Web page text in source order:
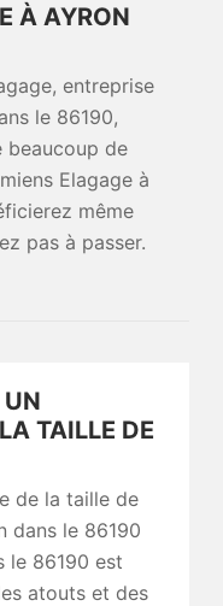
À AYRON
entreprise
le 86190,
beaucoup de
Elagage à
même
pas à passer.
TAILLE DE
de la taille de
dans le 86190
le 86190 est
atouts et des